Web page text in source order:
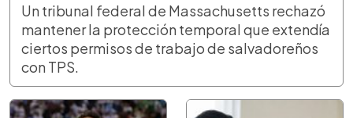
Un tribunal federal de Massachusetts rechazó
mantener la protección temporal que extendía
ciertos permisos de trabajo de salvadoreños
con TPS.